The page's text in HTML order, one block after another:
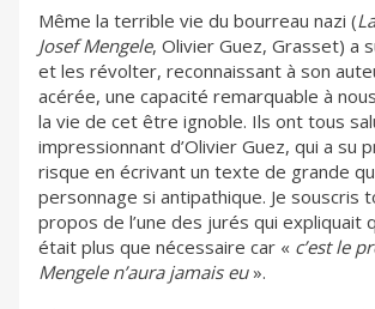
Même la terrible vie du bourreau nazi (
Josef Mengele, Olivier Guez, Grasset) a
et les révolter, reconnaissant à son
acérée, une capacité remarquable à
la vie de cet être ignoble. Ils ont tous
impressionnant d’Olivier Guez, qui a su
risque en écrivant un texte de grande
personnage si antipathique. Je souscris
propos de l’une des jurés qui expliquait
était plus que nécessaire car « c’est le
Mengele n’aura jamais eu ».